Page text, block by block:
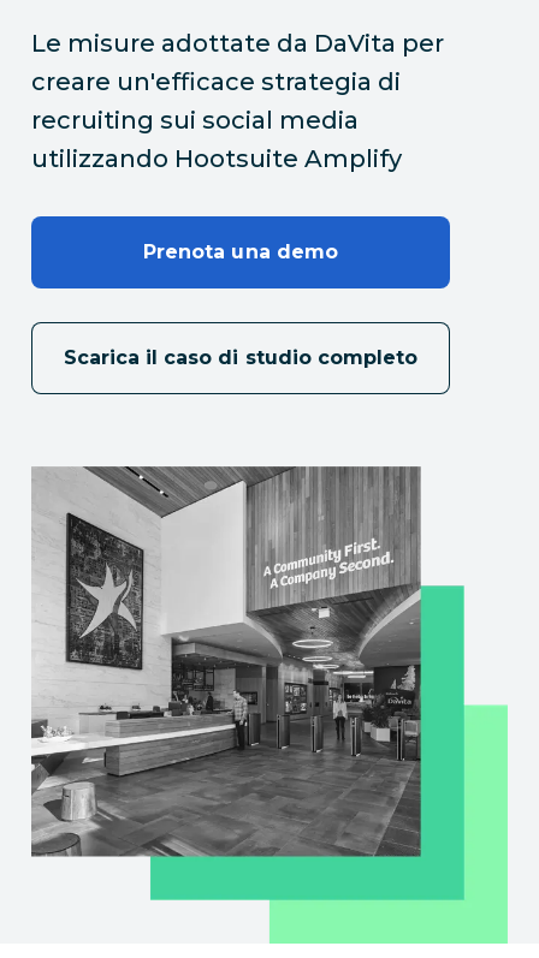
Le misure adottate da DaVita per
creare un'efficace strategia di
recruiting sui social media
utilizzando Hootsuite Amplify
Prenota una demo
Scarica il caso di studio completo